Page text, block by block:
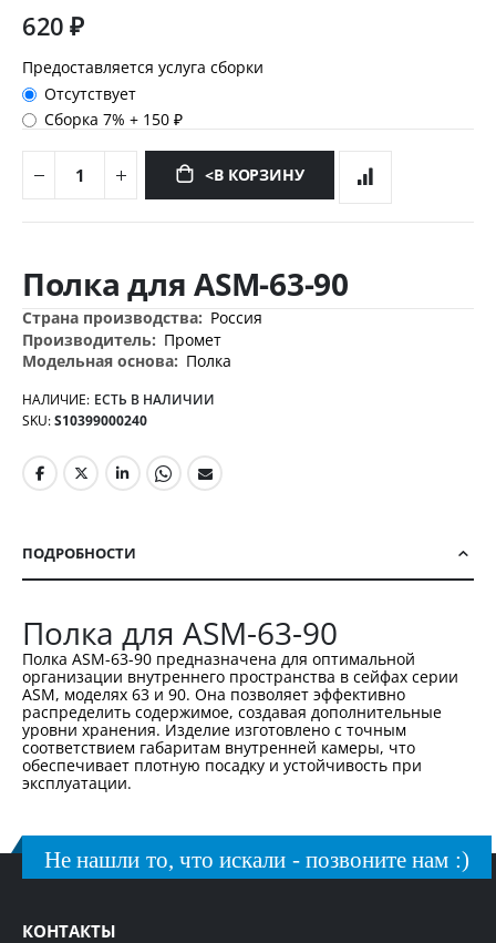
620 ₽
Предоставляется услуга сборки
Отсутствует
Сборка 7%+ 150 ₽
<В КОРЗИНУ
к
началу
галереи
изображений
Полка для ASM-63-90
Дополнительная
информация
Россия
Промет
Полка
НАЛИЧИЕ: ЕСТЬ В НАЛИЧИИ
SKU S10399000240
ПОДРОБНОСТИ
Полка для ASM-63-90
Полка ASM-63-90 предназначена для оптимальной
организации внутреннего пространства в сейфах серии
ASM, моделях 63 и 90. Она позволяет эффективно
распределить содержимое, создавая дополнительные
уровни хранения. Изделие изготовлено с точным
соответствием габаритам внутренней камеры, что
обеспечивает плотную посадку и устойчивость при
эксплуатации.
Не нашли то, что искали - позвоните нам :)
КОНТАКТЫ